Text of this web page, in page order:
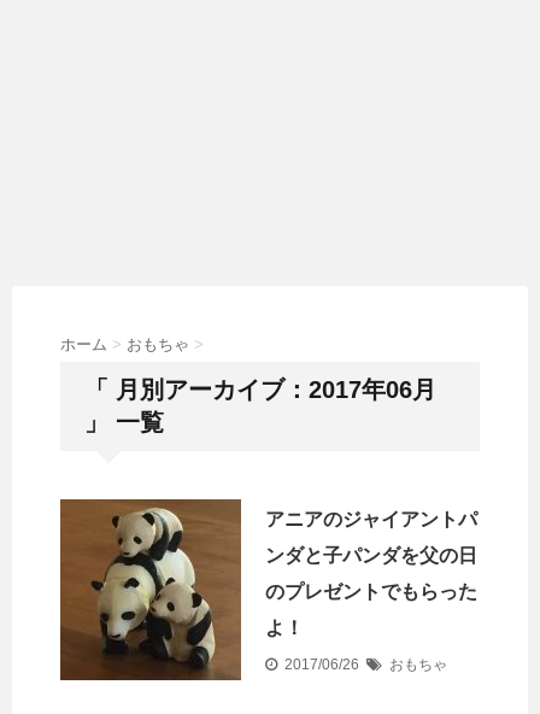
ホーム > おもちゃ >
「 月別アーカイブ：2017年06月
」 一覧
アニアのジャイアントパ
ンダと子パンダを父の日
のプレゼントでもらった
よ！
2017/06/26 おもちゃ